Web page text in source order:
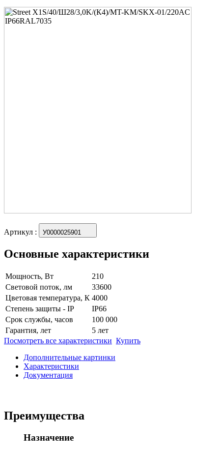
Артикул : У0000025901
Основные характеристики
Мощность, Вт
210
Световой поток, лм
33600
Цветовая температура, К 4000
Степень защиты - IP
IP66
Срок службы, часов
100 000
Гарантия, лет
5 лет
Посмотреть все характеристики Купить
Дополнительные картинки
Характеристики
Документация
Преимущества
Назначение